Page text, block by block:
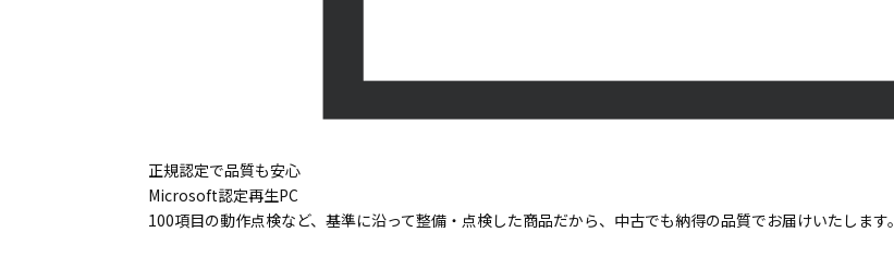
正規認定で品質も安心
Microsoft認定再生PC
100項目の動作点検など、基準に沿って整備・点検した商品だから、中古でも納得の品質でお届けいたします。